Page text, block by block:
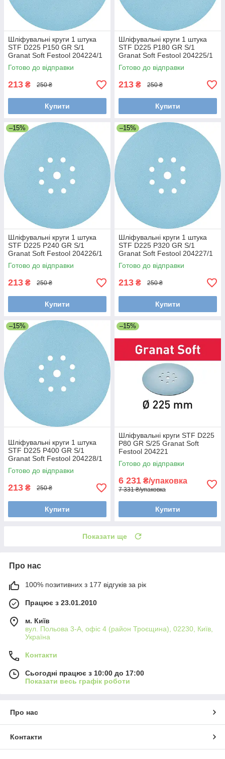
Шліфувальні круги 1 штука
STF D225 P150 GR S/1
Granat Soft Festool 204224/1
Готово до відправки
213 ₴ 250 ₴
Купити
Шліфувальні круги 1 штука
STF D225 P180 GR S/1
Granat Soft Festool 204225/1
Готово до відправки
213 ₴ 250 ₴
Купити
–15%
Шліфувальні круги 1 штука
STF D225 P240 GR S/1
Granat Soft Festool 204226/1
Готово до відправки
213 ₴ 250 ₴
Купити
–15%
Шліфувальні круги 1 штука
STF D225 P320 GR S/1
Granat Soft Festool 204227/1
Готово до відправки
213 ₴ 250 ₴
Купити
–15%
Шліфувальні круги 1 штука
STF D225 P400 GR S/1
Granat Soft Festool 204228/1
Готово до відправки
213 ₴ 250 ₴
Купити
–15%
Шліфувальні круги STF D225
P80 GR S/25 Granat Soft
Festool 204221
Готово до відправки
6 231 ₴/упаковка
7 331 ₴/упаковка
Купити
Показати ще
Про нас
100% позитивних з 177 відгуків за рік
Працює з 23.01.2010
м. Київ
вул. Польова 3-А, офіс 4 (район Троєщина), 02230, Київ,
Україна
Контакти
Сьогодні працює з 10:00 до 17:00
Показати весь графік роботи
Про нас
Контакти